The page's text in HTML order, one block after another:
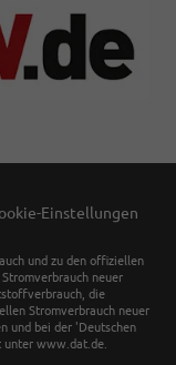
Einstellungen
und zu den offiziellen
neuer
die
Stromverbrauch neuer
und bei der 'Deutschen
unter www.dat.de.